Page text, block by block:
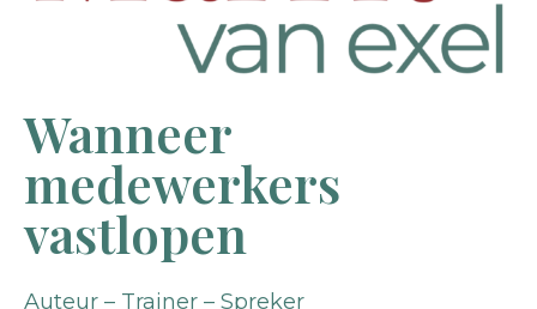
Wanneer
medewerkers
vastlopen
Auteur – Trainer – Spreker